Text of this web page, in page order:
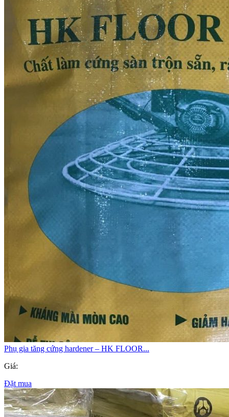
Phụ gia tăng cứng hardener – HK FLOOR...
Giá:
Đặt mua